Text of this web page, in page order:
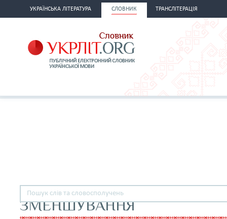
УКРАЇНСЬКА ЛІТЕРАТУРА СЛОВНИК ТРАНСЛІТЕРАЦІЯ
ЗМЕНШУВАННЯ